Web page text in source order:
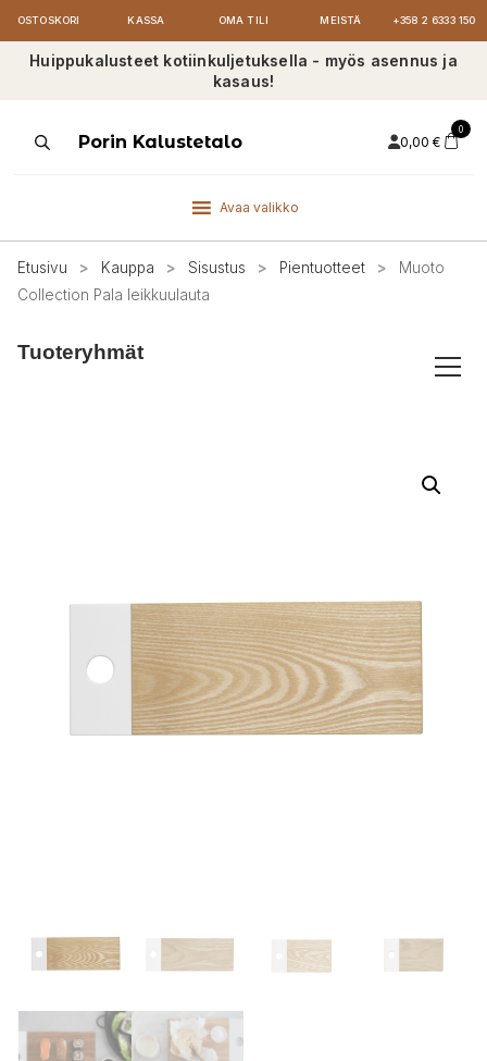
OSTOSKORI KASSA OMA TILI MEISTÄ +358 2 6333 150
Huippukalusteet kotiinkuljetuksella - myös asennus ja
kasaus!
ProductsPorin Kalustetalo 0,00 €
0
Avaa valikko
Etusivu > Kauppa > Sisustus > Pientuotteet >
Muoto
Collection Pala leikkuulauta
Tuoteryhmät